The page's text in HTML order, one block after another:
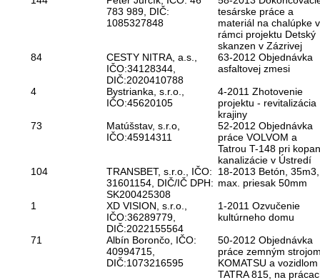
783 989, DIČ:
1085327848
tesárske práce a
materiál na chalúpke v
rámci projektu Detský
skanzen v Zázrivej
84
CESTY NITRA, a.s.,
IČO:34128344,
DIČ:2020410788
63-2012 Objednávka
asfaltovej zmesi
4
Bystrianka, s.r.o.,
IČO:45620105
4-2011 Zhotovenie
projektu - revitalizácia
krajiny
73
Matúšstav, s.r.o,
IČO:45914311
52-2012 Objednávka
práce VOLVOM a
Tatrou T-148 pri
kanalizácie v Ústredí
104
TRANSBET, s.r.o., IČO:
31601154, DIČ/IČ DPH:
SK200425308
18-2013 Betón, 35m3,
max. priesak 50mm
1
XD VISION, s.r.o.,
IČO:36289779,
DIČ:2022155564
1-2011 Ozvučenie
kultúrneho domu
71
Albín Borončo, IČO:
40994715,
DIČ:1073216595
50-2012 Objednávka
práce zemným
KOMATSU a vozidlom
TATRA 815, na